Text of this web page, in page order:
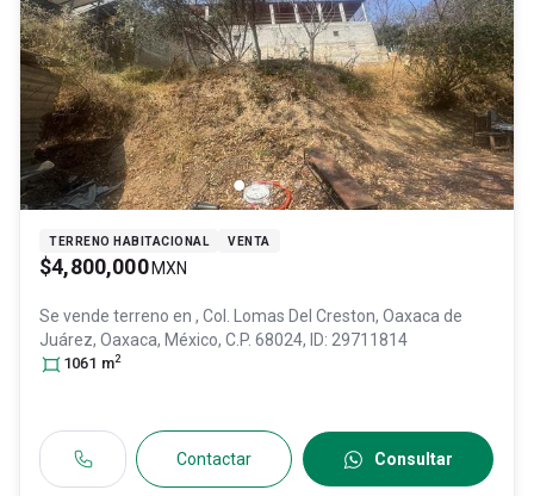
TERRENO HABITACIONAL VENTA
$4,800,000 MXN
Se vende terreno en , Col. Lomas Del Creston, Oaxaca de
Juárez, Oaxaca, México, C.P. 68024, ID: 29711814
1061 m2
Contactar Consultar